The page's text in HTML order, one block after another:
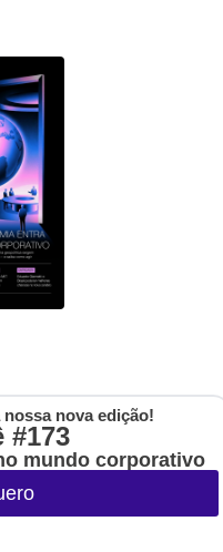
por inteligência
é chamado a
estratégico.
MIN DE LEITURA
nova edição!
#173
mundo corporativo